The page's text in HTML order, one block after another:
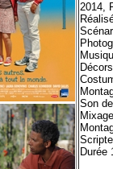
2014,
Son
Durée